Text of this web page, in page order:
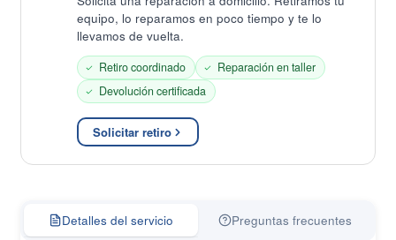
equipo, lo reparamos en poco tiempo y te lo
llevamos de vuelta.
Retiro coordinado
Reparación en taller
Devolución certificada
Solicitar retiro
Detalles del servicio Preguntas frecuentes